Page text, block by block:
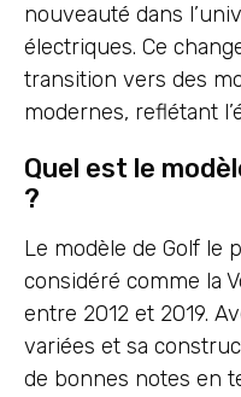
nouveauté dans
électriques. Ce
transition vers des
modernes, reflétant
Quel est le
?
Le modèle de Golf le
considéré comme la
entre 2012 et 2019.
variées et sa
de bonnes notes en